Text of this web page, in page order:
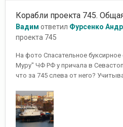
Корабли проекта 745.
Вадим ответил Фурсенко
проекта 745
На фото Спасательное
Муру" ЧФ РФ у причала в
что за 745 слева от него?